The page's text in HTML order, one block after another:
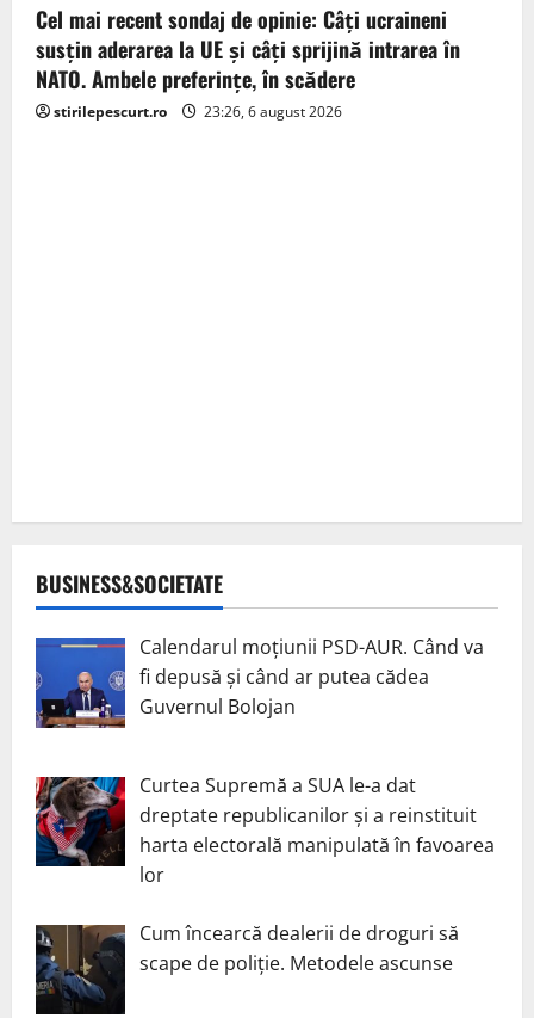
Cel mai recent sondaj de opinie: Câți ucraineni
susțin aderarea la UE și câți sprijină intrarea în
NATO. Ambele preferințe, în scădere
stirilepescurt.ro 23:26, 6 august 2026
BUSINESS&SOCIETATE
Calendarul moțiunii PSD-AUR. Când va
fi depusă și când ar putea cădea
Guvernul Bolojan
Curtea Supremă a SUA le-a dat
dreptate republicanilor și a reinstituit
harta electorală manipulată în favoarea
lor
Cum încearcă dealerii de droguri să
scape de poliție. Metodele ascunse